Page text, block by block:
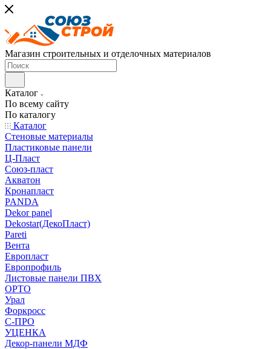
Магазин строительных и отделочных материалов
Каталог
По всему сайту
По каталогу
Каталог
Стеновые материалы
Пластиковые панели
Ц-Пласт
Союз-пласт
Акватон
Кронапласт
PANDA
Dekor panel
Dekostar(ДекоПласт)
Pareti
Вента
Европласт
Европрофиль
Листовые панели ПВХ
ОРТО
Урал
Форкросс
С-ПРО
УЦЕНКА
Декор-панели МДФ